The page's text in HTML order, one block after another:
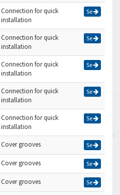
Connection for quick
installation
Se
Connection for quick
installation
Se
Connection for quick
installation
Se
Connection for quick
installation
Se
Connection for quick
installation
Se
Cover grooves Se
Cover grooves Se
Cover grooves Se